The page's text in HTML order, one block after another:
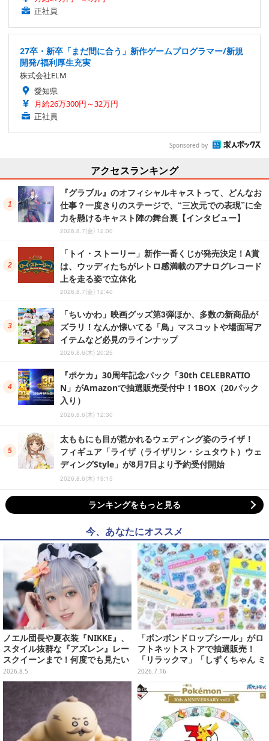
正社員
27卒・新卒「まだ間に合う」新作ゲームプログラマー/新規
開発/福利厚生充実
株式会社ELM
愛知県
月給26万300円～32万円
正社員
Sponsored by
アクセスランキング
『グラブル』のオフィシャルキャストって、どんなお
仕事？一度きりのステージで、“三次元での表現”に全
力を懸けるキャスト陣の舞台裏【インタビュー】
2026.8.7(金) 12:00
「トイ・ストーリー」新作一番くじが発売決定！A賞
は、ウッディたちがレトロ感満載のアナログレコード
上を走る姿で立体化
2026.8.7(金) 12:40
「ちいかわ」映画グッズ第3弾ほか、多数の新商品が
ズラリ！なんか懐いてる「鳥」マスコットや場面写ア
イテムなど必見のラインナップ
2026.8.6(木) 20:25
『ポケカ』30周年記念パック「30th CELEBRATIO
N」がAmazonで抽選販売受付中！1BOX（20パック
入り）
2026.8.6(木) 12:30
太ももにも目が惹かれるウェディング姿のライザ！
フィギュア「ライザ（ライザリン・シュタウト）ウェ
ディングStyle」が8月7日より予約受付開始
2026.8.6(木) 19:15
ランキングをもっと見る
今、あなたにオススメ
ノエル団長や夏衣装『NIKKE』、
スタイル抜群な『アズレン』レー
スクイーンまで！何度でも見たい
「コミケ106」美女レイヤー【プ
レイバック】
2026.8.5
「ボンボンドロップシール」がロ
フトネットストアで抽選販売！
「リラックマ」「しずくちゃん ミ
ニ」など全12種をラインナップ
2026.7.16